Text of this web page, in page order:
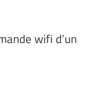
wifi d’un